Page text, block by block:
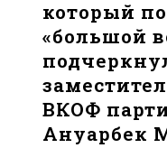
который
«большой
ВКОФ
Ануарбек